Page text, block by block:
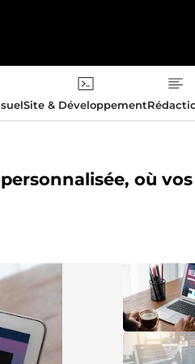
Site & Développement
où vos